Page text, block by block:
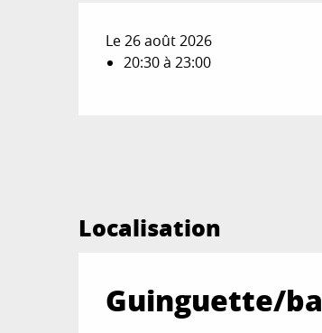
Le 26 août 2026
20:30 à 23:00
Localisation
Guinguette/